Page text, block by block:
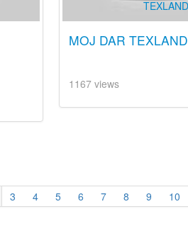
MOJ DAR TEXLAND
1167 views
3 4 5 6 7 8 9 10